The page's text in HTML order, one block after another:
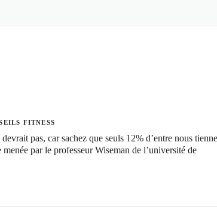
FITNESS
pas, car sachez que seuls 12% d’entre nous
par le professeur Wiseman de l’université de